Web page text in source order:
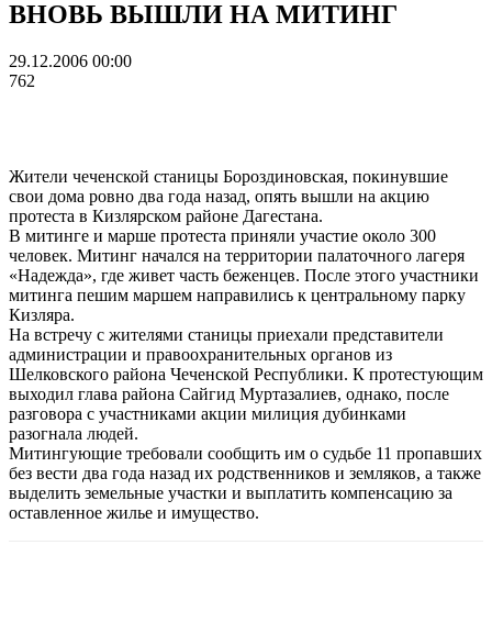
ВНОВЬ ВЫШЛИ НА МИТИНГ
29.12.2006 00:00
762
Жители чеченской станицы Бороздиновская, покинувшие
свои дома ровно два года назад, опять вышли на акцию
протеста в Кизлярском районе Дагестана.
В митинге и марше протеста приняли участие около 300
человек. Митинг начался на территории палаточного лагеря
«Надежда», где живет часть беженцев. После этого участники
митинга пешим маршем направились к центральному парку
Кизляра.
На встречу с жителями станицы приехали представители
администрации и правоохранительных органов из
Шелковского района Чеченской Республики. К протестующим
выходил глава района Сайгид Муртазалиев, однако, после
разговора с участниками акции милиция дубинками
разогнала людей.
Митингующие требовали сообщить им о судьбе 11 пропавших
без вести два года назад их родственников и земляков, а также
выделить земельные участки и выплатить компенсацию за
оставленное жилье и имущество.